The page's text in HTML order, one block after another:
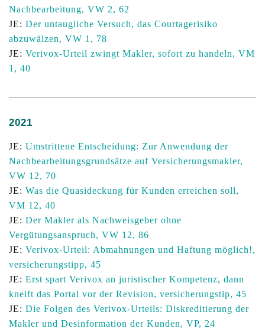
Nachbearbeitung, VW 2, 62
JE: Der untaugliche Versuch, das Courtagerisiko
abzuwälzen, VW 1, 78
JE: Verivox-Urteil zwingt Makler, sofort zu handeln, VM
1, 40
2021
JE: Umstrittene Entscheidung: Zur Anwendung der
Nachbearbeitungsgrundsätze auf Versicherungsmakler,
VW 12, 70
JE: Was die Quasideckung für Kunden erreichen soll,
VM 12, 40
JE: Der Makler als Nachweisgeber ohne
Vergütungsanspruch, VW 12, 86
JE: Verivox-Urteil: Abmahnungen und Haftung möglich!,
versicherungstipp, 45
JE: Erst spart Verivox an juristischer Kompetenz, dann
kneift das Portal vor der Revision, versicherungstip, 45
JE: Die Folgen des Verivox-Urteils: Diskreditierung der
Makler und Desinformation der Kunden, VP, 24